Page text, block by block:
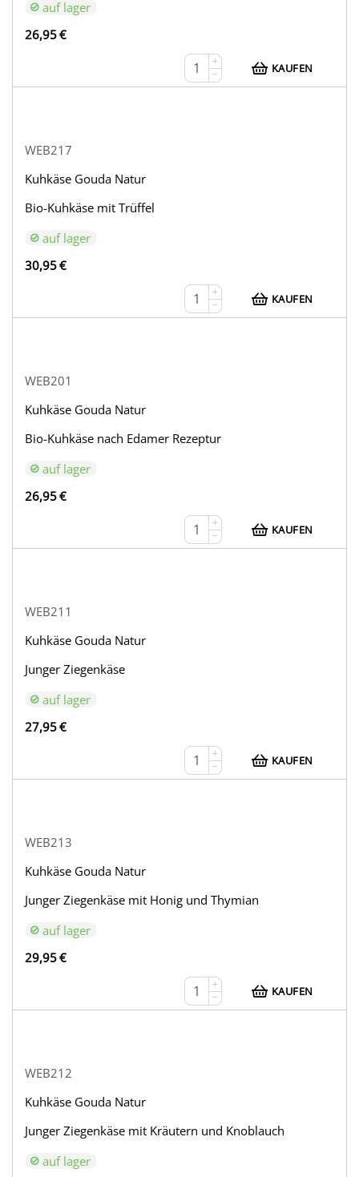
auf lager
26,95€
+
−
KAUFEN
WEB217
Kuhkäse Gouda Natur
Bio-Kuhkäse mit Trüffel
auf lager
30,95€
+
−
KAUFEN
WEB201
Kuhkäse Gouda Natur
Bio-Kuhkäse nach Edamer Rezeptur
auf lager
26,95€
+
−
KAUFEN
WEB211
Kuhkäse Gouda Natur
Junger Ziegenkäse
auf lager
27,95€
+
−
KAUFEN
WEB213
Kuhkäse Gouda Natur
Junger Ziegenkäse mit Honig und Thymian
auf lager
29,95€
+
−
KAUFEN
WEB212
Kuhkäse Gouda Natur
Junger Ziegenkäse mit Kräutern und Knoblauch
auf lager